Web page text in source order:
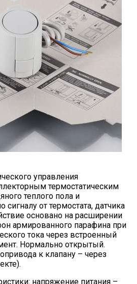
управления
термостатическим
теплого пола и
от термостата, датчика
основано на расширении
армированного парафина при
тока через встроенный
Нормально открытый.
к клапану – через
напряжение питания –